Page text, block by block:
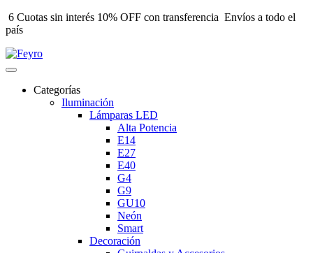
6 Cuotas sin interés 10% OFF con transferencia Envíos a todo el
país
Categorías
Iluminación
Lámparas LED
Alta Potencia
E14
E27
E40
G4
G9
GU10
Neón
Smart
Decoración